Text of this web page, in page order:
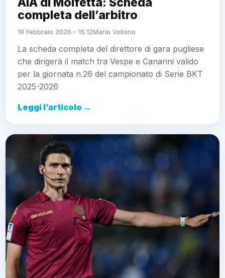
completa dell’arbitro
19 Febbraio 2026 - 15:12Mario Vollono
La scheda completa del direttore di gara pugliese
che dirigerà il match tra Vespe e Canarini valido
per la giornata n.26 del campionato di Serie BKT
2025-2026
Leggi l’articolo →